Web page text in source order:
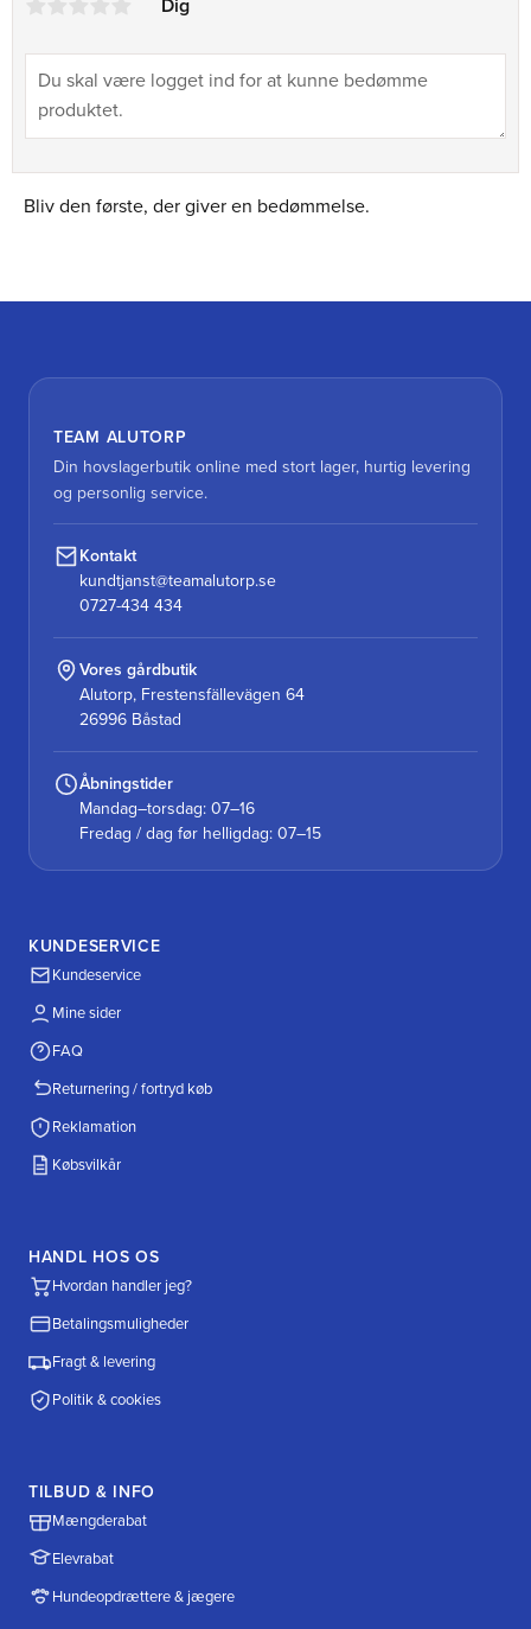
Dig
Bliv den første, der giver en bedømmelse.
TEAM ALUTORP
Din hovslagerbutik online med stort lager, hurtig levering
og personlig service.
Kontakt
kundtjanst@teamalutorp.se
0727-434 434
Vores gårdbutik
Alutorp, Frestensfällevägen 64
26996 Båstad
Åbningstider
Mandag–torsdag: 07–16
Fredag / dag før helligdag: 07–15
KUNDESERVICE
Kundeservice
Mine sider
FAQ
Returnering / fortryd køb
Reklamation
Købsvilkår
HANDL HOS OS
Hvordan handler jeg?
Betalingsmuligheder
Fragt & levering
Politik & cookies
TILBUD & INFO
Mængderabat
Elevrabat
Hundeopdrættere & jægere